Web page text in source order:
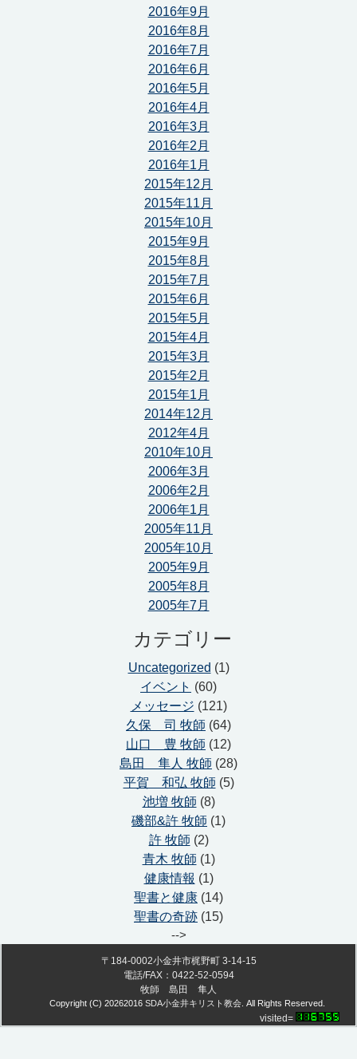
2016年9月
2016年8月
2016年7月
2016年6月
2016年5月
2016年4月
2016年3月
2016年2月
2016年1月
2015年12月
2015年11月
2015年10月
2015年9月
2015年8月
2015年7月
2015年6月
2015年5月
2015年4月
2015年3月
2015年2月
2015年1月
2014年12月
2012年4月
2010年10月
2006年3月
2006年2月
2006年1月
2005年11月
2005年10月
2005年9月
2005年8月
2005年7月
カテゴリー
Uncategorized (1)
イベント (60)
メッセージ (121)
久保 司 牧師 (64)
山口 豊 牧師 (12)
島田 隼人 牧師 (28)
平賀 和弘 牧師 (5)
池増 牧師 (8)
磯部&許 牧師 (1)
許 牧師 (2)
青木 牧師 (1)
健康情報 (1)
聖書と健康 (14)
聖書の奇跡 (15)
-->
〒184-0002小金井市梶野町 3-14-15
電話/FAX：0422-52-0594
牧師 島田 隼人
Copyright (C)20262016SDA小金井キリスト教会 . All Rights Reserved.
visited=